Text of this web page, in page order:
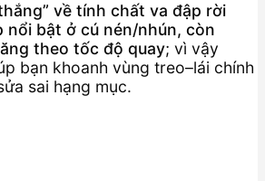
về tính chất va đập rời
nổi bật ở cú nén/nhún, còn
theo tốc độ quay; vì vậy
bạn khoanh vùng treo–lái chính
sai hạng mục.